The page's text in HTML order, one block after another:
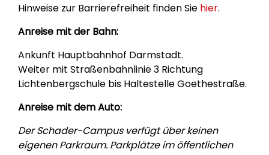
Hinweise zur Barrierefreiheit finden Sie hier.
Anreise mit der Bahn:
Ankunft Hauptbahnhof Darmstadt.
Weiter mit Straßenbahnlinie 3 Richtung
Lichtenbergschule bis Haltestelle Goethestraße.
Anreise mit dem Auto:
Der Schader-Campus verfügt über keinen
eigenen Parkraum. Parkplätze im öffentlichen